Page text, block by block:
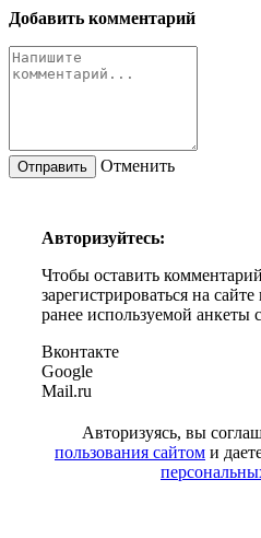
Добавить комментарий
Отменить
Авторизуйтесь:
Чтобы оставить
зарегистрироваться на
ранее используемой анкеты
Вконтакте
Google
Mail.ru
Авторизуясь, вы
пользования сайтом и